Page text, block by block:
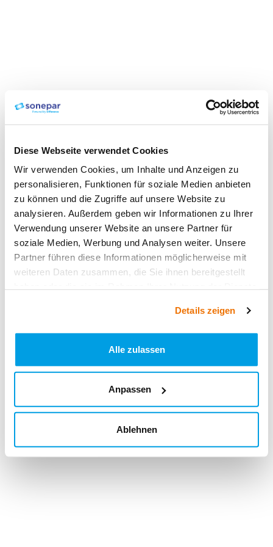
Diese Webseite verwendet Cookies
Wir verwenden Cookies, um Inhalte und Anzeigen zu
personalisieren, Funktionen für soziale Medien anbieten
zu können und die Zugriffe auf unsere Website zu
analysieren. Außerdem geben wir Informationen zu Ihrer
Verwendung unserer Website an unsere Partner für
soziale Medien, Werbung und Analysen weiter. Unsere
Partner führen diese Informationen möglicherweise mit
weiteren Daten zusammen, die Sie ihnen bereitgestellt
Details zeigen
Alle zulassen
Anpassen
Ablehnen